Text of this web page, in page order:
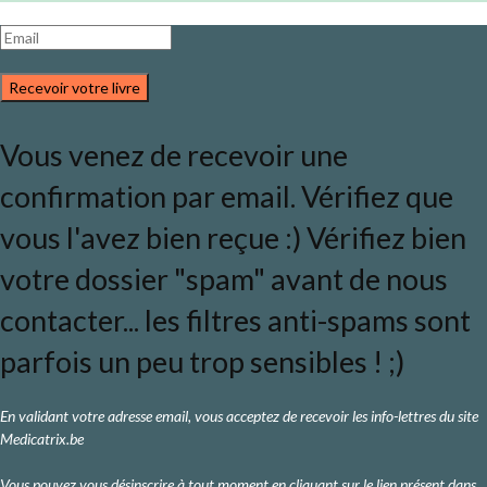
Recevoir votre livre
Vous venez de recevoir une
confirmation par email. Vérifiez que
vous l'avez bien reçue :) Vérifiez bien
votre dossier "spam" avant de nous
contacter... les filtres anti-spams sont
parfois un peu trop sensibles ! ;)
En validant votre adresse email, vous acceptez de recevoir les info-lettres du site
Medicatrix.be